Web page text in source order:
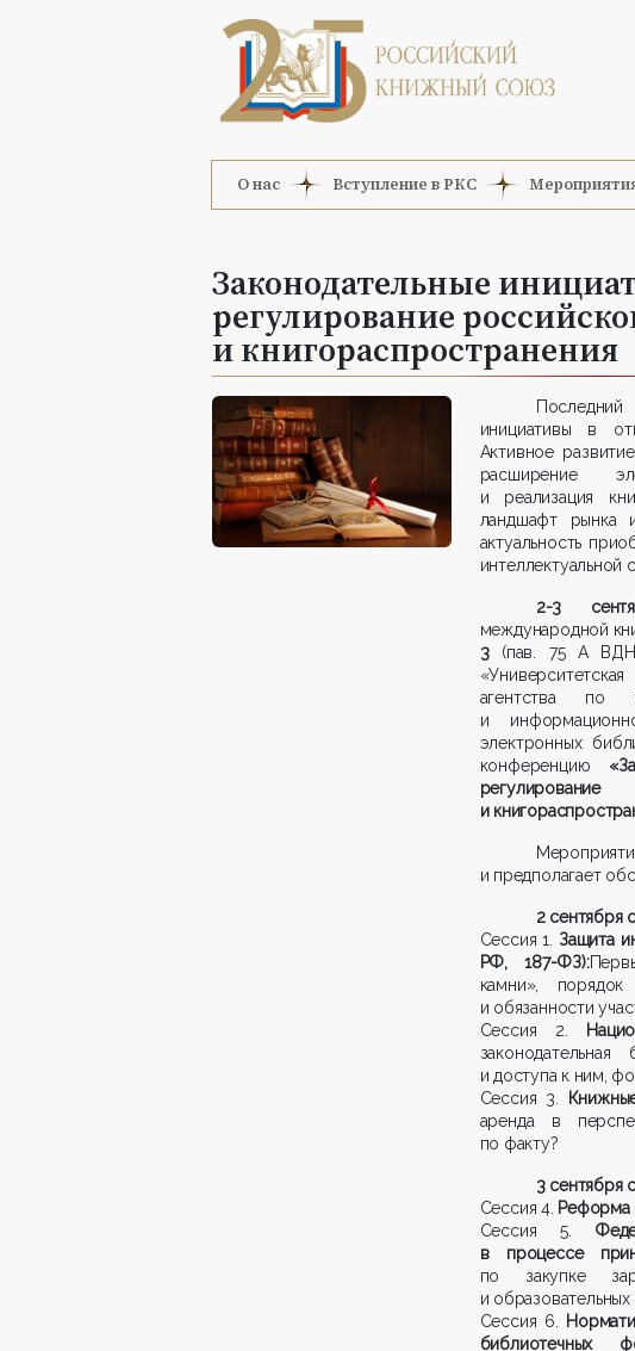
О нас Вступление в РКС
Законодательные
регулирование
и книгораспространения
инициативы в
Активное
расширение
и реализация
ландшафт рынка
актуальность
интеллектуальной
2-3
международной
3(пав. 75 А
агентства по
и
электронных
конференцию
и
и предполагает
2 сентября
Сессия 1. Защита
РФ, 187-ФЗ):
камни», порядок
и обязанности
Сессия 2.
и доступа к ним,
Сессия 3.
аренда в
по факту?
3 сентября
Сессия 4. Реформа
Сессия 5.
в процессе
по закупке
и
Сессия 6.
библиотечных